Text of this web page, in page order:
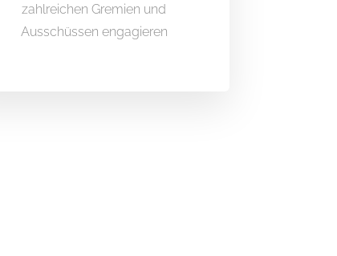
zahlreichen Gremien und
Ausschüssen engagieren